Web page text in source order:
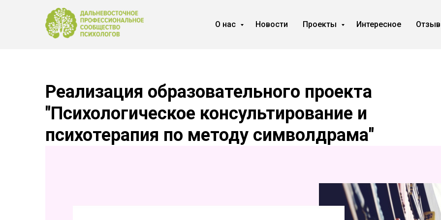
О нас Новости Проекты Интересное
Реализация образовательного проекта
"Психологическое консультирование и
психотерапия по методу символдрама"